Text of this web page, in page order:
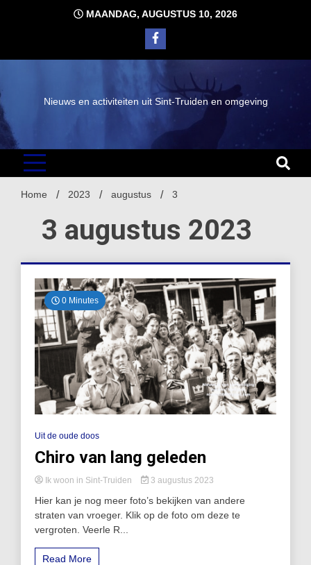
MAANDAG, AUGUSTUS 10, 2026
Nieuws en activiteiten uit Sint-Truiden en omgeving
Home 2023 augustus 3
3 augustus 2023
0 Minutes
Uit de oude doos
Chiro van lang geleden
Ik woon in Sint-Truiden 3 augustus 2023
Hier kan je nog meer foto’s bekijken van andere
straten van vroeger. Klik op de foto om deze te
vergroten. Veerle R...
Read More